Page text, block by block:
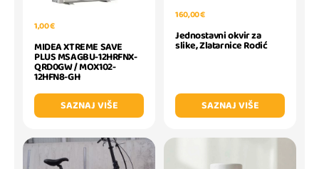
1,00 €
MIDEA XTREME SAVE
PLUS MSAGBU-12HRFNX-
QRD0GW / MOX102-
12HFN8-GH
SAZNAJ VIŠE
160,00 €
Jednostavni okvir za
slike, Zlatarnice Rodić
SAZNAJ VIŠE